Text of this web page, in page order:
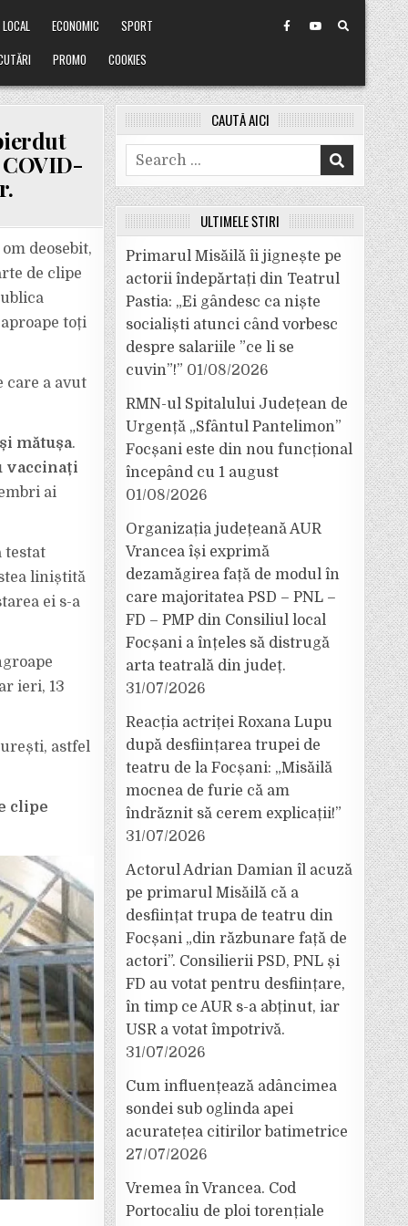
LOCAL ECONOMIC
SPORT
PROMO COOKIES
deosebit,
de clipe
toți
care a avut
mătușa.
vaccinați
ai
testat
liniștită
ei s-a
ieri, 13
astfel
clipe
CAUTĂ AICI
Search
for:
ULTIMELE ȘTIRI
Primarul Misăilă îi jignește pe
actorii îndepărtați din Teatrul
Pastia: „Ei gândesc ca niște
socialiști atunci când vorbesc
despre salariile ”ce li se
cuvin”!” 01/08/2026
RMN-ul Spitalului Județean de
Urgență „Sfântul Pantelimon”
Focșani este din nou funcțional
începând cu 1 august
01/08/2026
Organizația județeană AUR
Vrancea își exprimă
dezamăgirea față de modul în
care majoritatea PSD – PNL –
FD – PMP din Consiliul local
Focșani a înțeles să distrugă
arta teatrală din județ.
31/07/2026
Reacția actriței Roxana Lupu
după desființarea trupei de
teatru de la Focșani: „Misăilă
mocnea de furie că am
îndrăznit să cerem explicații!”
31/07/2026
Actorul Adrian Damian îl acuză
pe primarul Misăilă că a
desființat trupa de teatru din
Focșani „din răzbunare față de
actori”. Consilierii PSD, PNL și
FD au votat pentru desființare,
în timp ce AUR s-a abținut, iar
USR a votat împotrivă.
31/07/2026
Cum influențează adâncimea
sondei sub oglinda apei
acuratețea citirilor batimetrice
27/07/2026
Vremea în Vrancea. Cod
Portocaliu de ploi torențiale